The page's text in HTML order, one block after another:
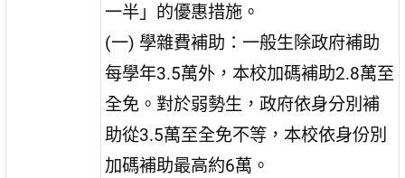
一半」的優惠措施。
(一) 學雜費補助：一般生除政府補助
每學年3.5萬外，本校加碼補助2.8萬至
全免。對於弱勢生，政府依身分別補
助從3.5萬至全免不等，本校依身份別
加碼補助最高約6萬。